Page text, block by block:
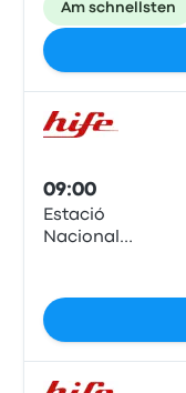
Am schnellsten
09:00
Estació
Nacional